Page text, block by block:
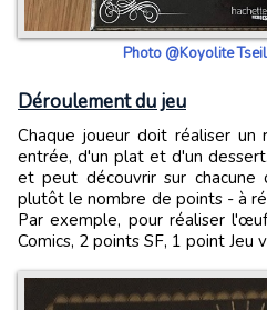
Photo @Koyolite
Déroulement du jeu
Chaque joueur doit réaliser un repas Geek constitué d'une
entrée, d'un plat et d'un
et peut découvrir sur
plutôt le nombre de points - à
Par exemple, pour réaliser
Comics, 2 points SF, 1 point Jeu